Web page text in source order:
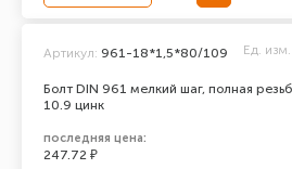
Болт DIN 961 мелкий шаг, полная
10.9 цинк
Артикул: 961-18*1,5*80/109 Ед. изм.
последняя цена:
247.72 ₽